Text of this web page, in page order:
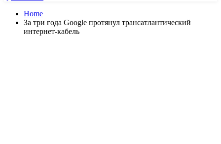
Home
За три года Google протянул трансатлантический
интернет-кабель